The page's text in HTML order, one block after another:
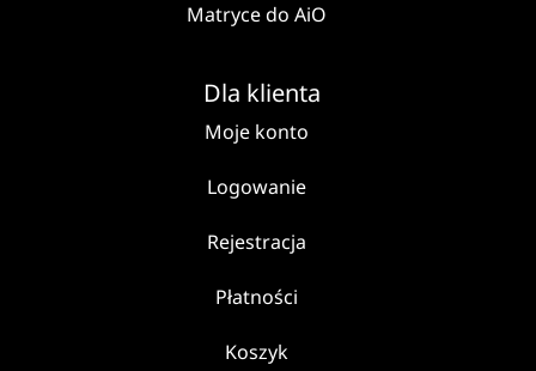
Matryce do AiO
Dla klienta
Moje konto
Logowanie
Rejestracja
Płatności
Koszyk